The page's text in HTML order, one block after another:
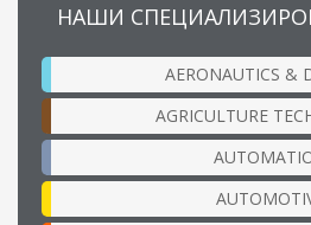
НАШИ
AERONAUTICS &
AGRICULTURE